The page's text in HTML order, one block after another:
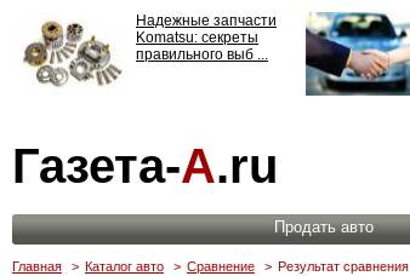
Надежные запчасти
Komatsu: секреты
правильного выб ...
ответственности: все,
что нужно знать ...
Газета-А.ru
Продать авто
Главная > Каталог авто > Сравнение > Результат сравнения